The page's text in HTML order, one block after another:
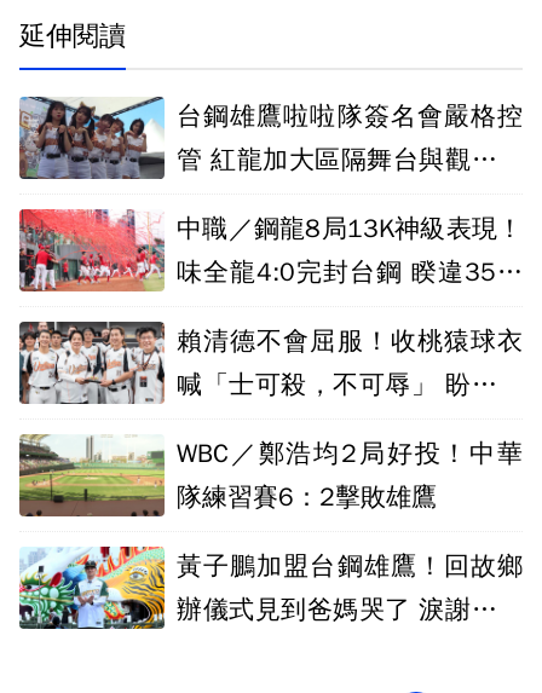
延伸閱讀
台鋼雄鷹啦啦隊簽名會嚴格控
管 紅龍加大區隔舞台與觀眾距
中職／鋼龍8局13K神級表現！
味全龍4:0完封台鋼 睽違35年
賴清德不會屈服！收桃猿球衣
喊「士可殺，不可辱」 盼統一
WBC／鄭浩均2局好投！中華
隊練習賽6：2擊敗雄鷹
黃子鵬加盟台鋼雄鷹！回故鄉
辦儀式見到爸媽哭了 淚謝家人